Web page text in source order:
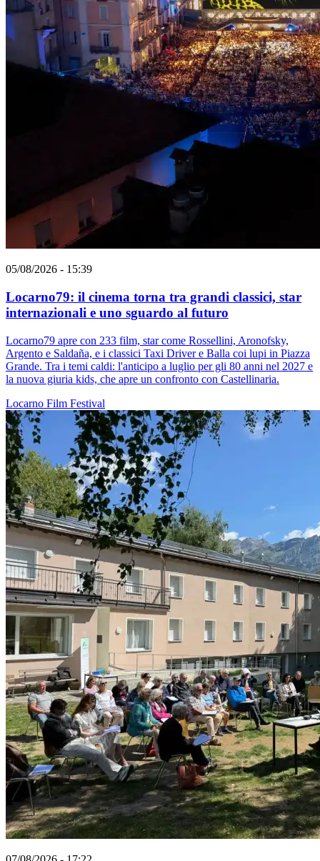
05/08/2026 - 15:39
Locarno79: il cinema torna tra grandi classici, star
internazionali e uno sguardo al futuro
Locarno79 apre con 233 film, star come Rossellini, Aronofsky,
Argento e Saldaña, e i classici Taxi Driver e Balla coi lupi in Piazza
Grande. Tra i temi caldi: l'anticipo a luglio per gli 80 anni nel 2027 e
la nuova giuria kids, che apre un confronto con Castellinaria.
Locarno Film Festival